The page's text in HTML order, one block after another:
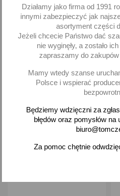
138,13 zł brutto
Dodaj
- +
favorite_border
Działamy jako firma od 1991
innymi zabezpieczyć jak
asortyment części
Jeżeli chcecie Państwo dać
nie wyginęły, a zostało
zapraszamy do
Mamy wtedy szanse
Polsce i wspierać
Będziemy wdzięczni za
błędów oraz pomysłów
Za pomoc chętnie